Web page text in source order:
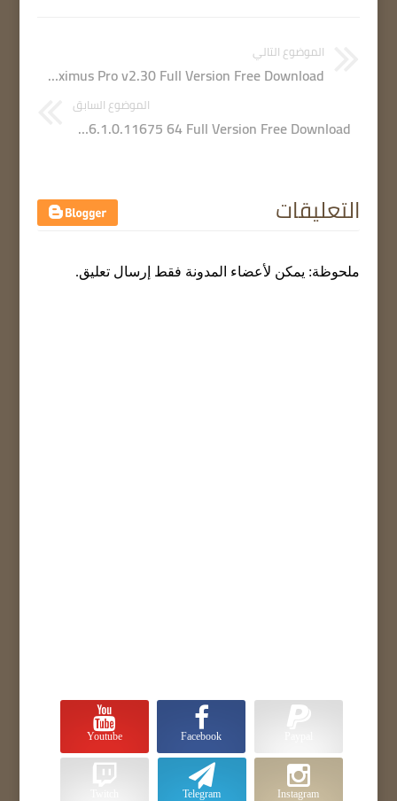
الموضوع التالي
RadioMaximus Pro v2.30 Full Version Free Download
الموضوع السابق
ON1 Photo RAW 2022.1 v16.1.0.11675 64 Full Version Free Download
التعليقات
ملحوظة: يمكن لأعضاء المدونة فقط إرسال تعليق.
Facebook
Youtube
Instagram
Telegram